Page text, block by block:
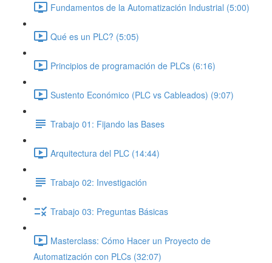
Fundamentos de la Automatización Industrial (5:00)
Qué es un PLC? (5:05)
Principios de programación de PLCs (6:16)
Sustento Económico (PLC vs Cableados) (9:07)
Trabajo 01: Fijando las Bases
Arquitectura del PLC (14:44)
Trabajo 02: Investigación
Trabajo 03: Preguntas Básicas
Masterclass: Cómo Hacer un Proyecto de
Automatización con PLCs (32:07)